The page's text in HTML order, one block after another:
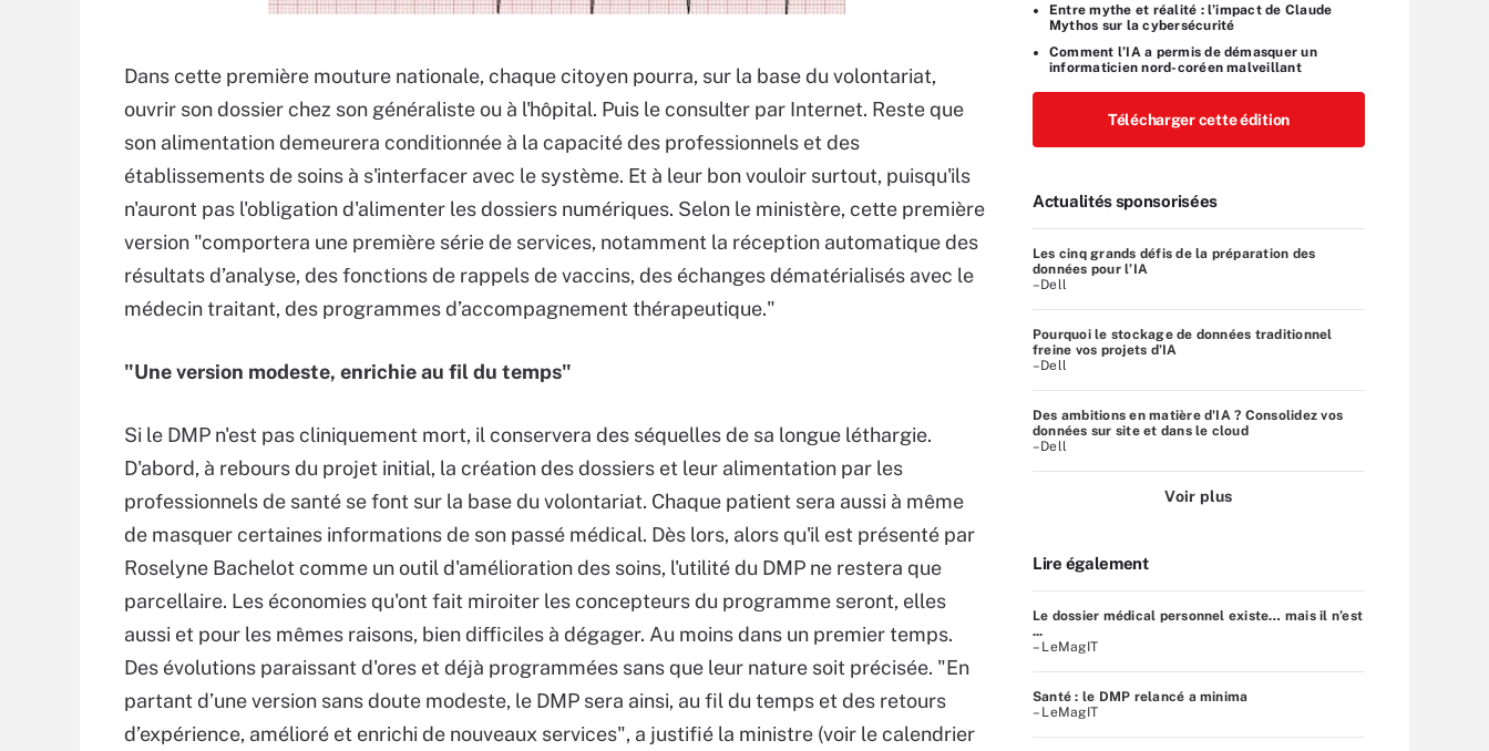
Dans cette première mouture nationale, chaque citoyen pourra, sur la base du volontariat,
ouvrir son dossier chez son généraliste ou à l'hôpital. Puis le consulter par Internet. Reste que
son alimentation demeurera conditionnée à la capacité des professionnels et des
établissements de soins à s'interfacer avec le système. Et à leur bon vouloir surtout, puisqu'ils
n'auront pas l'obligation d'alimenter les dossiers numériques. Selon le ministère, cette première
version "comportera une première série de services, notamment la réception automatique des
résultats d’analyse, des fonctions de rappels de vaccins, des échanges dématérialisés avec le
médecin traitant, des programmes d’accompagnement thérapeutique."
"Une version modeste, enrichie au fil du temps"
Si le DMP n'est pas cliniquement mort, il conservera des séquelles de sa longue léthargie.
D'abord, à rebours du projet initial, la création des dossiers et leur alimentation par les
professionnels de santé se font sur la base du volontariat. Chaque patient sera aussi à même
de masquer certaines informations de son passé médical. Dès lors, alors qu'il est présenté par
Roselyne Bachelot comme un outil d'amélioration des soins, l'utilité du DMP ne restera que
parcellaire. Les économies qu'ont fait miroiter les concepteurs du programme seront, elles
aussi et pour les mêmes raisons, bien difficiles à dégager. Au moins dans un premier temps.
Des évolutions paraissant d'ores et déjà programmées sans que leur nature soit précisée. "En
partant d’une version sans doute modeste, le DMP sera ainsi, au fil du temps et des retours
d’expérience, amélioré et enrichi de nouveaux services", a justifié la ministre (voir le calendrier
Entre mythe et réalité : l’impact de Claude
Mythos sur la cybersécurité
Comment l’IA a permis de démasquer un
informaticien nord-coréen malveillant
Télécharger cette édition
Actualités sponsorisées
Les cinq grands défis de la préparation des
données pour l’IA
–Dell
Pourquoi le stockage de données traditionnel
freine vos projets d’IA
–Dell
Des ambitions en matière d'IA ? Consolidez vos
données sur site et dans le cloud
–Dell
Voir plus
Lire également
Le dossier médical personnel existe… mais il n’est
...
– LeMagIT
Santé : le DMP relancé a minima
– LeMagIT